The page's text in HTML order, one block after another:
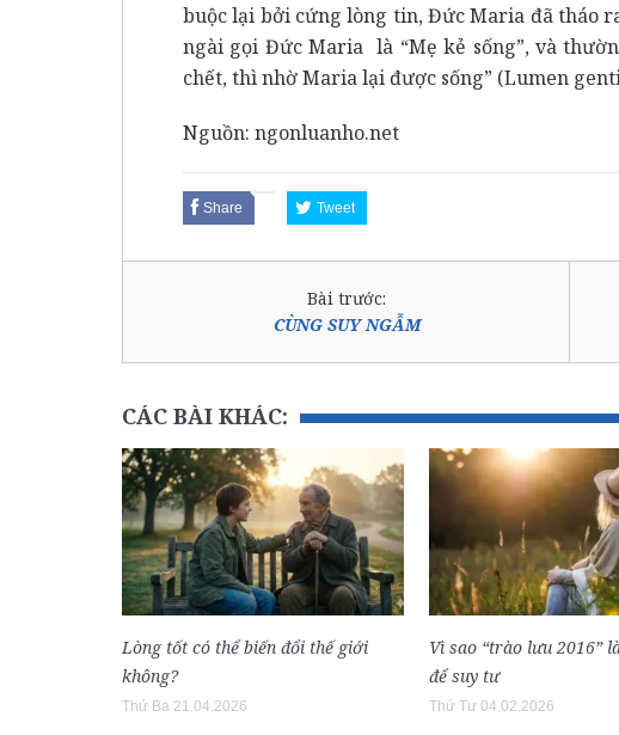
buộc lại bởi cứng lòng tin, Đức Maria đã tháo
ngài gọi Đức Maria là “Mẹ kẻ sống”, và
chết, thì nhờ Maria lại được sống” (Lumen
Nguồn: ngonluanho.net
Share Tweet
Bài trước:
CÙNG SUY NGẪM
CÁC BÀI KHÁC:
Lòng tốt có thể biến đổi thế giới
không?
Thứ Ba 21.04.2026
Vì sao “trào lưu 2016”
để suy tư
Thứ Tư 04.02.2026